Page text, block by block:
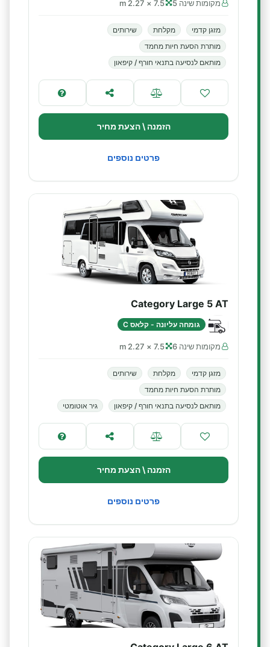
מקומות שינה 5 7.5 × 2.27 m
מזגן קדמי מקלחת
שירותים
מותרת הסעת חיות מחמד
מותאם לנסיעה בתנאי חורף / קיפאון
הזמנה \ הצעת מחיר
פרטים נוספים
Category Large 5 AT
גומחה עליונה - קלאס C
מקומות שינה 6 7.5 × 2.27 m
מזגן קדמי מקלחת
שירותים
מותרת הסעת חיות מחמד
מותאם לנסיעה בתנאי חורף / קיפאון
גיר אוטומטי
הזמנה \ הצעת מחיר
פרטים נוספים